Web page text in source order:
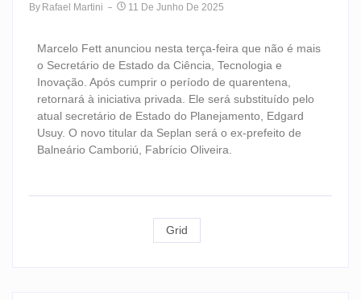
By Rafael Martini 11 De Junho De 2025
Marcelo Fett anunciou nesta terça-feira que não é mais
o Secretário de Estado da Ciência, Tecnologia e
Inovação. Após cumprir o período de quarentena,
retornará à iniciativa privada. Ele será substituído pelo
atual secretário de Estado do Planejamento, Edgard
Usuy. O novo titular da Seplan será o ex-prefeito de
Balneário Camboriú, Fabrício Oliveira.
Grid